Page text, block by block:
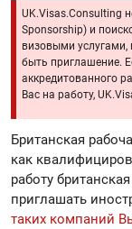
UK.Visas.Consulting
Sponsorship) и
визовыми
быть приглашение.
аккредитованного
Вас на работу,
Британская
как
работу
приглашать
таких компаний